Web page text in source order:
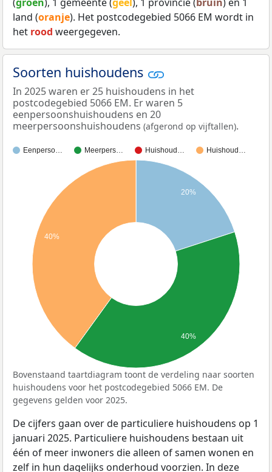
(groen), 1 gemeente (geel), 1 provincie (bruin) en 1
land (oranje). Het postcodegebied 5066 EM wordt in
het rood weergegeven.
Soorten huishoudens
In 2025 waren er 25 huishoudens in het
postcodegebied 5066 EM. Er waren 5
eenpersoonshuishoudens en 20
meerpersoonshuishoudens (afgerond op vijftallen).
Eenperso… Meerpers… Huishoud… Huishoud…
20%
40%
40%
Bovenstaand taartdiagram toont de verdeling naar soorten
huishoudens voor het postcodegebied 5066 EM. De
gegevens gelden voor 2025.
De cijfers gaan over de particuliere huishoudens op 1
januari 2025. Particuliere huishoudens bestaan uit
één of meer inwoners die alleen of samen wonen en
zelf in hun dagelijks onderhoud voorzien. In deze